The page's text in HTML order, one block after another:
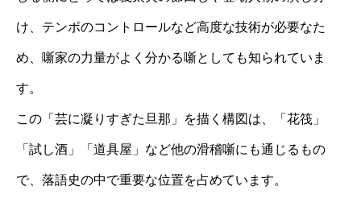
け、テンポのコントロールなど高度な技術が必要なた
め、噺家の力量がよく分かる噺としても知られていま
す。
この「芸に凝りすぎた旦那」を描く構図は、「花筏」
「試し酒」「道具屋」など他の滑稽噺にも通じるもの
で、落語史の中で重要な位置を占めています。